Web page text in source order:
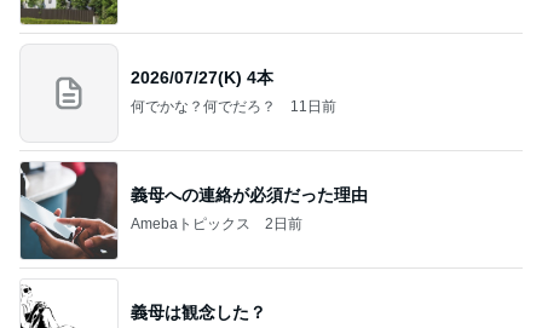
2026/07/27(K) 4本
何でかな？何でだろ？ 11日前
義母への連絡が必須だった理由
Amebaトピックス 2日前
義母は観念した？